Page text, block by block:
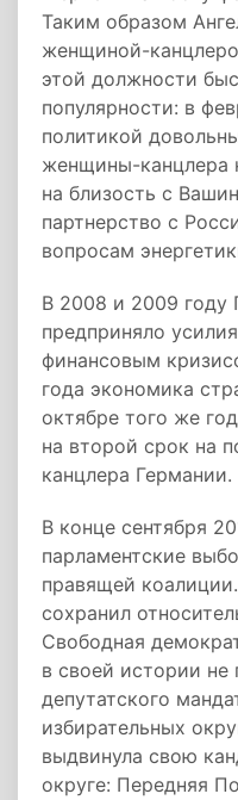
Таким образом
женщиной-
этой должности
популярности: в
политикой
женщины-канцлера
на близость с
партнерство с
вопросам
В 2008 и 2009 году
предприняло
финансовым
года экономика
октябре того же
на второй срок на
канцлера Германии.
В конце сентября
парламентские
правящей
сохранил
Свободная
в своей истории не
депутатского
избирательных
выдвинула свою
округе: Передняя